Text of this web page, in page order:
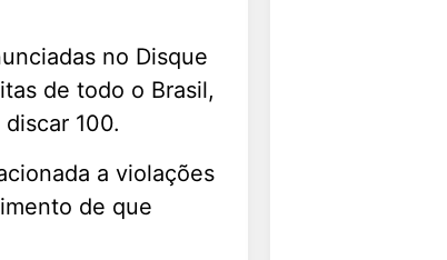
no Disque
de todo o Brasil,
100.
a violações
de que